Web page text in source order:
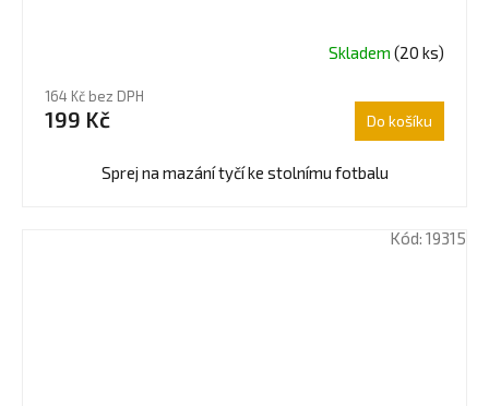
produktu
je
Skladem(20 ks)
164 Kč bez DPH
199 Kč Do košíku
Sprej na mazání tyčí ke stolnímu fotbalu
Kód: 19315